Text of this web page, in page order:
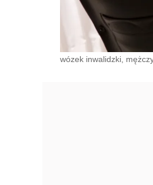
wózek inwalidzki,